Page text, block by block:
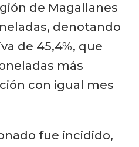
de Magallanes
denotando
de 45,4%, que
más
con igual mes
fue incidido,